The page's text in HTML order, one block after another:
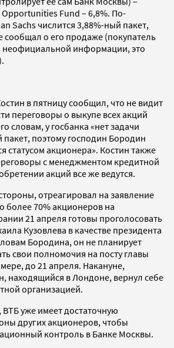
Opportunities Fund – 6,8%. По-
Sachs числится 3,88%-ный пакет,
сообщал о его продаже (покупатель
неофициальной информации, это
в пятницу сообщил, что не видит
переговоры о выкупе всех акций
словам, у госбанка «нет задачи
пакет, поэтому господин Бородин
статусом акционера». Костин также
с менеджментом кредитной
акций все же ведутся.
отреагировал на заявление
более 70% акционеров на
21 апреля готовы проголосовать
Кузовлева в качестве президента
Бородина, он не планирует
свои полномочия на посту главы
до 21 апреля. Накануне,
находящийся в Лондоне, вернул себе
организацией.
уже имеет достаточную
других акционеров, чтобы
контроль в Банке Москвы.